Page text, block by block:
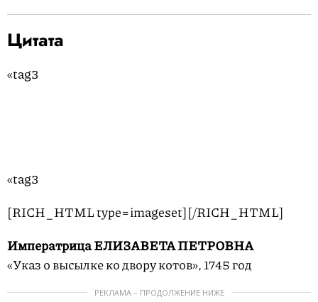
Цитата
«tag3
«tag3
[RICH_HTML type=imageset][/RICH_HTML]
Императрица ЕЛИЗАВЕТА ПЕТРОВНА
«Указ о высылке ко двору котов», 1745 год
РЕКЛАМА – ПРОДОЛЖЕНИЕ НИЖЕ